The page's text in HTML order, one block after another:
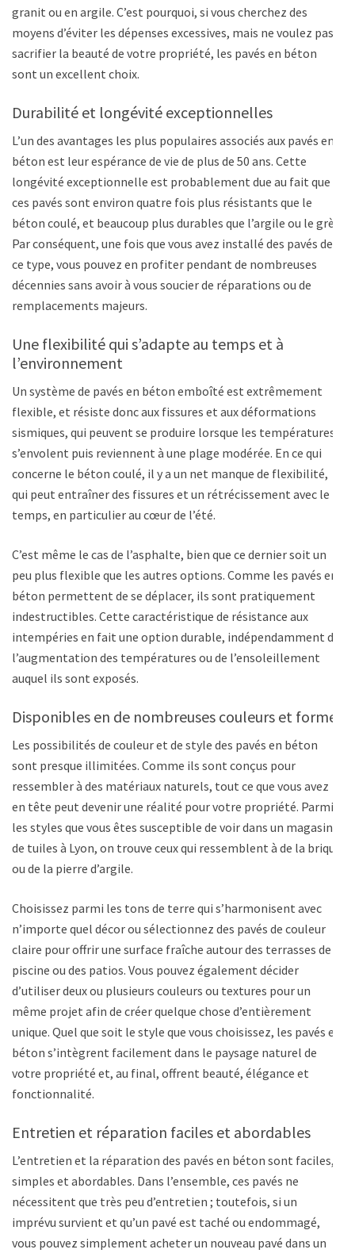
granit ou en argile. C’est pourquoi, si vous cherchez des
moyens d’éviter les dépenses excessives, mais ne voulez pas
sacrifier la beauté de votre propriété, les pavés en béton
sont un excellent choix.
Durabilité et longévité exceptionnelles
L’un des avantages les plus populaires associés aux pavés en
béton est leur espérance de vie de plus de 50 ans. Cette
longévité exceptionnelle est probablement due au fait que
ces pavés sont environ quatre fois plus résistants que le
béton coulé, et beaucoup plus durables que l’argile ou le grès.
Par conséquent, une fois que vous avez installé des pavés de
ce type, vous pouvez en profiter pendant de nombreuses
décennies sans avoir à vous soucier de réparations ou de
remplacements majeurs.
Une flexibilité qui s’adapte au temps et à
l’environnement
Un système de pavés en béton emboîté est extrêmement
flexible, et résiste donc aux fissures et aux déformations
sismiques, qui peuvent se produire lorsque les températures
s’envolent puis reviennent à une plage modérée. En ce qui
concerne le béton coulé, il y a un net manque de flexibilité,
qui peut entraîner des fissures et un rétrécissement avec le
temps, en particulier au cœur de l’été.
C’est même le cas de l’asphalte, bien que ce dernier soit un
peu plus flexible que les autres options. Comme les pavés en
béton permettent de se déplacer, ils sont pratiquement
indestructibles. Cette caractéristique de résistance aux
intempéries en fait une option durable, indépendamment de
l’augmentation des températures ou de l’ensoleillement
auquel ils sont exposés.
Disponibles en de nombreuses couleurs et formes
Les possibilités de couleur et de style des pavés en béton
sont presque illimitées. Comme ils sont conçus pour
ressembler à des matériaux naturels, tout ce que vous avez
en tête peut devenir une réalité pour votre propriété. Parmi
les styles que vous êtes susceptible de voir dans un magasin
de tuiles à Lyon, on trouve ceux qui ressemblent à de la brique
ou de la pierre d’argile.
Choisissez parmi les tons de terre qui s’harmonisent avec
n’importe quel décor ou sélectionnez des pavés de couleur
claire pour offrir une surface fraîche autour des terrasses de
piscine ou des patios. Vous pouvez également décider
d’utiliser deux ou plusieurs couleurs ou textures pour un
même projet afin de créer quelque chose d’entièrement
unique. Quel que soit le style que vous choisissez, les pavés en
béton s’intègrent facilement dans le paysage naturel de
votre propriété et, au final, offrent beauté, élégance et
fonctionnalité.
Entretien et réparation faciles et abordables
L’entretien et la réparation des pavés en béton sont faciles,
simples et abordables. Dans l’ensemble, ces pavés ne
nécessitent que très peu d’entretien ; toutefois, si un
imprévu survient et qu’un pavé est taché ou endommagé,
vous pouvez simplement acheter un nouveau pavé dans un